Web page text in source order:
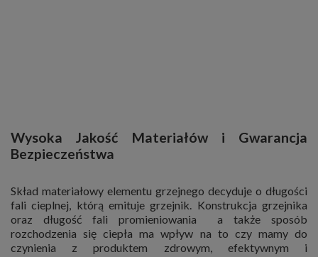
Wysoka Jakość Materiałów i Gwarancja
Bezpieczeństwa
Skład materiałowy elementu grzejnego decyduje o długości
fali cieplnej, którą emituje grzejnik. Konstrukcja grzejnika
oraz długość fali promieniowania a także sposób
rozchodzenia się ciepła ma wpływ na to czy mamy do
czynienia z produktem zdrowym, efektywnym i